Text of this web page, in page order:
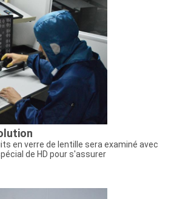
en verre de lentille sera examiné avec
de HD pour s'assurer